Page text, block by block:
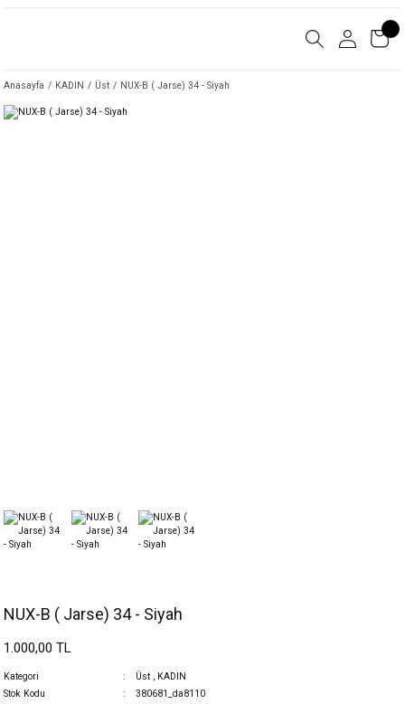
Anasayfa KADIN Üst NUX-B ( Jarse) 34 - Siyah
NUX-B ( Jarse) 34 - Siyah
1.000,00 TL
Kategori Üst
KADIN
Stok Kodu
380681_da8110